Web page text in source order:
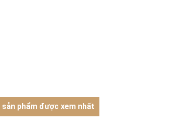
sản phẩm được xem nhất